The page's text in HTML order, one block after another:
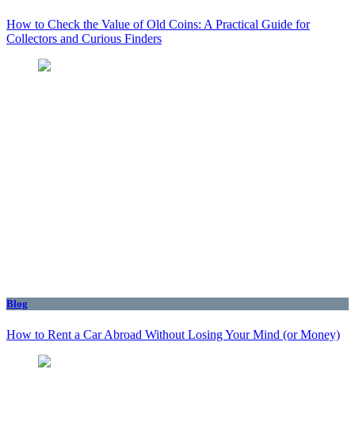
How to Check the Value of Old Coins: A Practical Guide for
Collectors and Curious Finders
Blog
How to Rent a Car Abroad Without Losing Your Mind (or Money)